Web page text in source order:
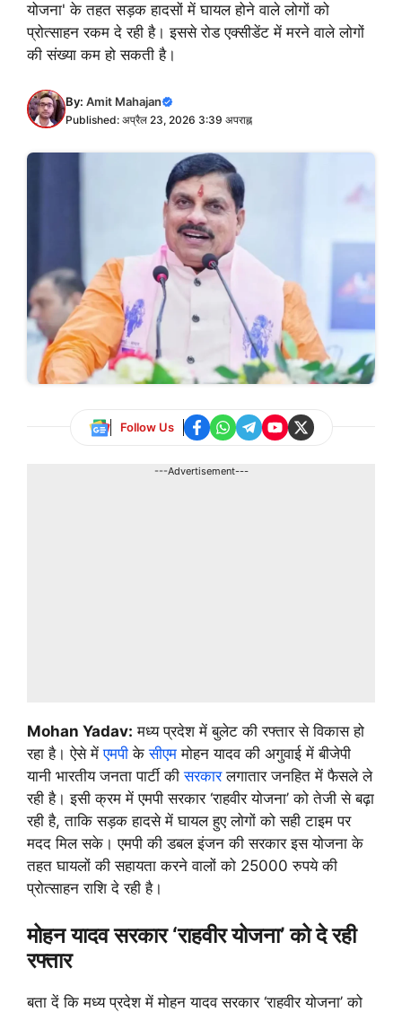
योजना' के तहत सड़क हादसों में घायल होने वाले लोगों को
प्रोत्साहन रकम दे रही है। इससे रोड एक्सीडेंट में मरने वाले लोगों
की संख्या कम हो सकती है।
By: Amit Mahajan
Published: अप्रैल 23, 2026 3:39 अपराह्न
Follow Us
---Advertisement---
Mohan Yadav: मध्य प्रदेश में बुलेट की रफ्तार से विकास हो
रहा है। ऐसे मेंएमपी केसीएम मोहन यादव की अगुवाई में बीजेपी
यानी भारतीय जनता पार्टी कीसरकारलगातार जनहित में फैसले ले
रही है। इसी क्रम में एमपी सरकार ‘राहवीर योजना’ को तेजी से बढ़ा
रही है, ताकि सड़क हादसे में घायल हुए लोगों को सही टाइम पर
मदद मिल सके। एमपी की डबल इंजन की सरकार इस योजना के
तहत घायलों की सहायता करने वालों को 25000 रुपये की
प्रोत्साहन राशि दे रही है।
मोहन यादव सरकार ‘राहवीर योजना’ को दे रही
रफ्तार
बता दें कि मध्य प्रदेश में मोहन यादव सरकार ‘राहवीर योजना’ को